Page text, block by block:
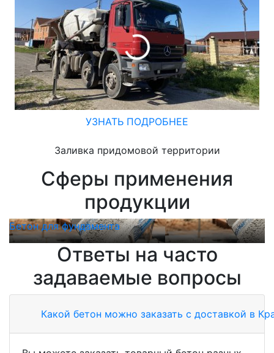
УЗНАТЬ ПОДРОБНЕЕ
Заливка придомовой территории
Сферы применения
продукции
Бетон для фундамента
Ответы на часто
задаваемые вопросы
Какой бетон можно заказать с доставкой в